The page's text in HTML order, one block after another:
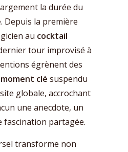
la durée du
Depuis la première
au cocktail
tour improvisé à
égrènent des
moment clé suspendu
globale, accrochant
une anecdote, un
fascination partagée.
transforme non